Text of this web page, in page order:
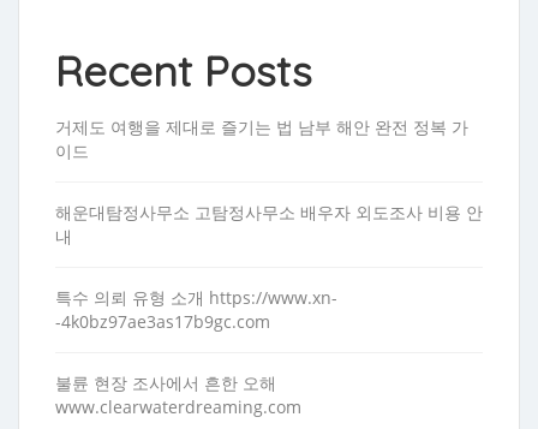
Recent Posts
거제도 여행을 제대로 즐기는 법 남부 해안 완전 정복 가
이드
해운대탐정사무소 고탐정사무소 배우자 외도조사 비용 안
내
특수 의뢰 유형 소개 https://www.xn-
-4k0bz97ae3as17b9gc.com
불륜 현장 조사에서 흔한 오해
www.clearwaterdreaming.com